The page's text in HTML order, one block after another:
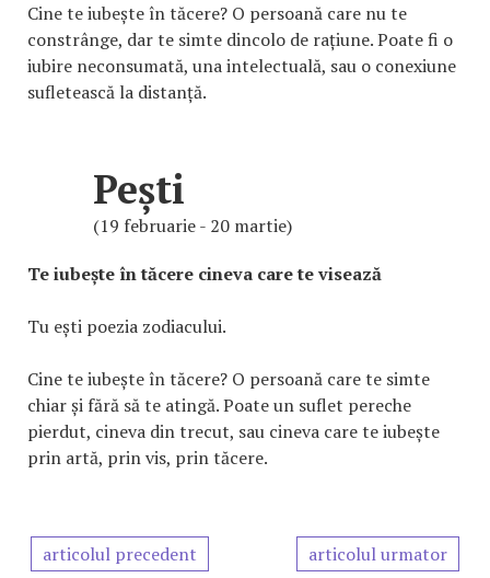
Cine te iubește în tăcere? O persoană care nu te
constrânge, dar te simte dincolo de rațiune. Poate fi o
iubire neconsumată, una intelectuală, sau o conexiune
sufletească la distanță.
Pești
(19 februarie - 20 martie)
Te iubește în tăcere cineva care te visează
Tu ești poezia zodiacului.
Cine te iubește în tăcere? O persoană care te simte
chiar și fără să te atingă. Poate un suflet pereche
pierdut, cineva din trecut, sau cineva care te iubește
prin artă, prin vis, prin tăcere.
articolul precedent articolul urmator